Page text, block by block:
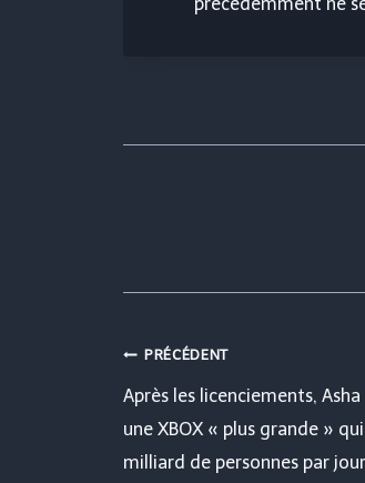
Navigation
de
PRÉCÉDENT
Après les licenciements,
une XBOX « plus grande »
milliard de personnes par